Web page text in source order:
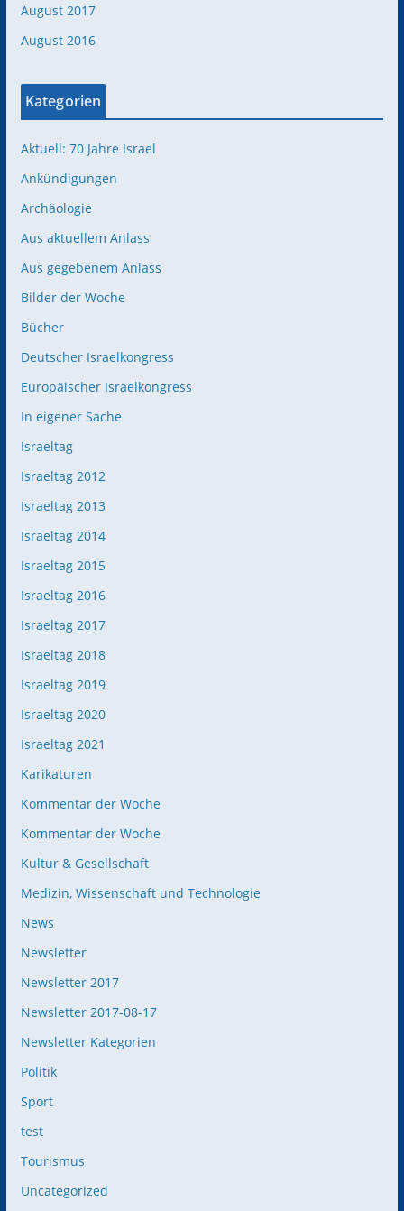
August 2017
August 2016
Kategorien
Aktuell: 70 Jahre Israel
Ankündigungen
Archäologie
Aus aktuellem Anlass
Aus gegebenem Anlass
Bilder der Woche
Bücher
Deutscher Israelkongress
Europäischer Israelkongress
In eigener Sache
Israeltag
Israeltag 2012
Israeltag 2013
Israeltag 2014
Israeltag 2015
Israeltag 2016
Israeltag 2017
Israeltag 2018
Israeltag 2019
Israeltag 2020
Israeltag 2021
Karikaturen
Kommentar der Woche
Kommentar der Woche
Kultur & Gesellschaft
Medizin, Wissenschaft und Technologie
News
Newsletter
Newsletter 2017
Newsletter 2017-08-17
Newsletter Kategorien
Politik
Sport
test
Tourismus
Uncategorized